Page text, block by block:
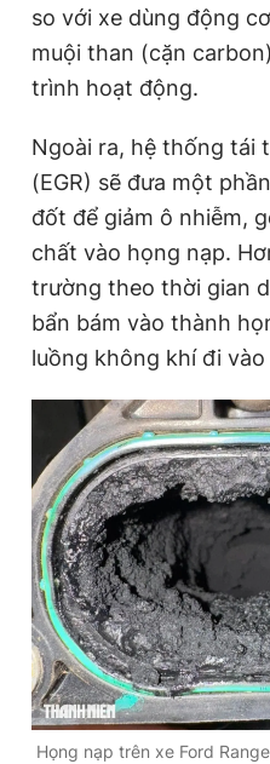
so với xe dùng động
muội than (cặn
trình hoạt động.
Ngoài ra, hệ thống tái
(EGR) sẽ đưa một
đốt để giảm ô nhiễm,
chất vào họng nạp.
trường theo thời gian
bẩn bám vào thành
luồng không khí đi
Họng nạp trên xe Ford